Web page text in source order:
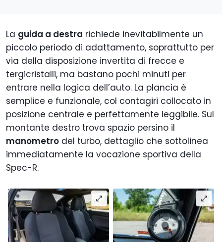
La guida a destra richiede inevitabilmente un
piccolo periodo di adattamento, soprattutto per
via della disposizione invertita di frecce e
tergicristalli, ma bastano pochi minuti per
entrare nella logica dell’auto. La plancia è
semplice e funzionale, col contagiri collocato in
posizione centrale e perfettamente leggibile. Sul
montante destro trova spazio persino il
manometro del turbo, dettaglio che sottolinea
immediatamente la vocazione sportiva della
Spec-R.